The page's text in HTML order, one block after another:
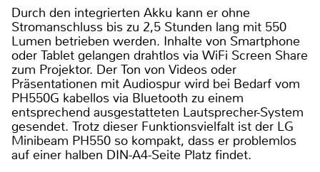
Durch den integrierten Akku kann er ohne
Stromanschluss bis zu 2,5 Stunden lang mit 550
Lumen betrieben werden. Inhalte von Smartphone
oder Tablet gelangen drahtlos via WiFi Screen Share
zum Projektor. Der Ton von Videos oder
Präsentationen mit Audiospur wird bei Bedarf vom
PH550G kabellos via Bluetooth zu einem
entsprechend ausgestatteten Lautsprecher-System
gesendet. Trotz dieser Funktionsvielfalt ist der LG
Minibeam PH550 so kompakt, dass er problemlos
auf einer halben DIN-A4-Seite Platz findet.